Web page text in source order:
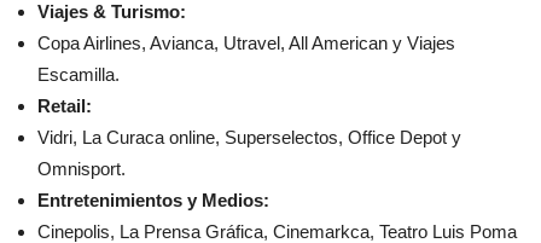
Viajes & Turismo:
Copa Airlines, Avianca, Utravel, All American y Viajes
Escamilla.
Retail:
Vidri, La Curaca online, Superselectos, Office Depot y
Omnisport.
Entretenimientos y Medios:
Cinepolis, La Prensa Gráfica, Cinemarkca, Teatro Luis Poma